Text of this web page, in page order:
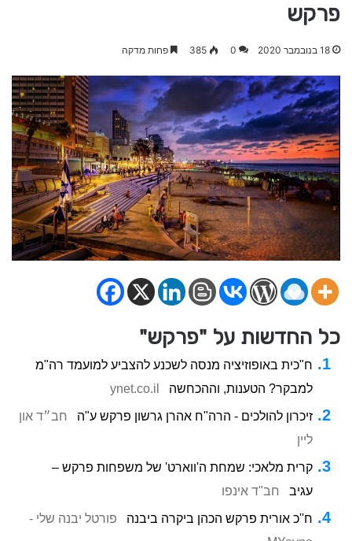
פרקש
18 בנובמבר 2020 0
385 פחות מדקה
כל החדשות על "פרקש"
ח"כית באופוזיציה מנסה לשכנע להצביע למועמד רה"מ
למבקר? הטענות, וההכחשה
ynet.co.il
זיכרון להולכים - הרה"ח אהרן גרשון פרקש ע"ה
חב״ד און
ליין
קרית מלאכי: שמחת ה'ווארט' של משפחות פרקש –
עגיב
חב"ד אינפו
ח''כ אורית פרקש הכהן ביקרה ביבנה
פורטל יבנה שלי -